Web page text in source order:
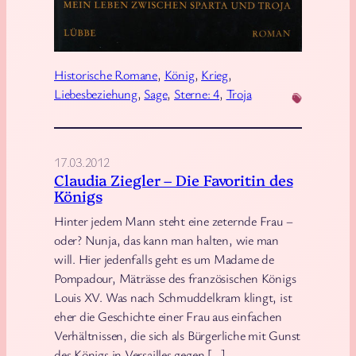
Historische Romane, König, Krieg
Liebesbeziehung, Sage, Sterne: 4, Troja
l
n
a
g
n
n
t
d
i
e
S
h
17.03.2012
Claudia Ziegler – Die Favoritin des
Königs
Hinter jedem Mann steht eine zeternde Frau –
oder? Nunja, das kann man halten, wie man
will. Hier jedenfalls geht es um Madame de
Pompadour, Mäträsse des französischen Königs
Louis XV. Was nach Schmuddelkram klingt, ist
eher die Geschichte einer Frau aus einfachen
Verhältnissen, die sich als Bürgerliche mit Gunst